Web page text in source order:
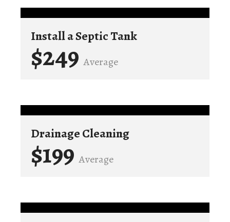
Install a Septic Tank
$249Average
Drainage Cleaning
$199Average